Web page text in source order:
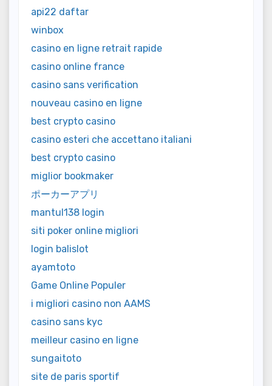
api22 daftar
winbox
casino en ligne retrait rapide
casino online france
casino sans verification
nouveau casino en ligne
best crypto casino
casino esteri che accettano italiani
best crypto casino
miglior bookmaker
ポーカーアプリ
mantul138 login
siti poker online migliori
login balislot
ayamtoto
Game Online Populer
i migliori casino non AAMS
casino sans kyc
meilleur casino en ligne
sungaitoto
site de paris sportif